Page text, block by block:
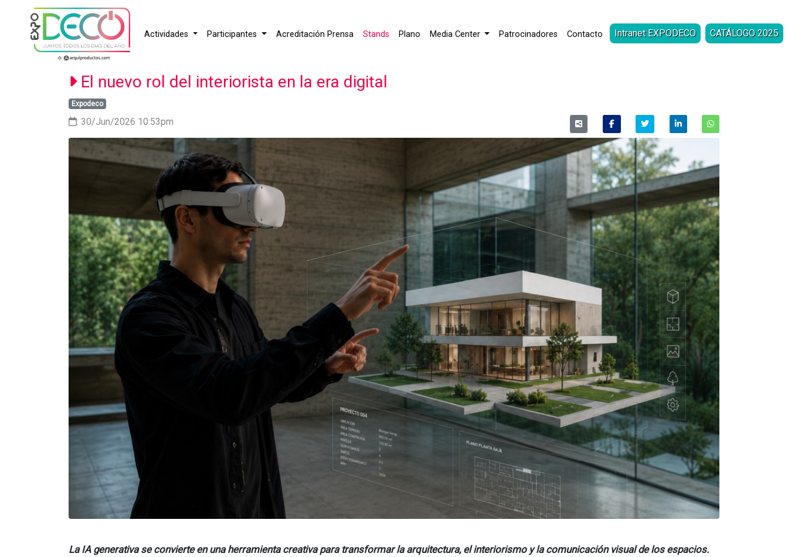
Actividades Participantes Acreditación Prensa Stands Plano Media Center Patrocinadores Contacto Intranet EXPODECO CATÁLOGO 2025
El nuevo rol del interiorista en la era digital
Expodeco
: 30/Jun/2026 10:53pm
La IA generativa se convierte en una herramienta creativa para transformar la arquitectura, el interiorismo y la comunicación visual de los espacios.